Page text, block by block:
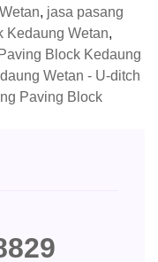
, jasa pasang
Kedaung Wetan,
Block Kedaung
Wetan - U-ditch
Paving Block